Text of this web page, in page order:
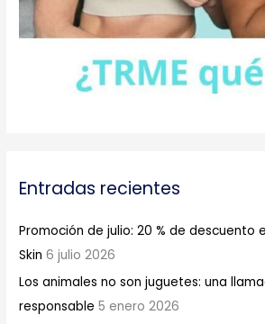
Entradas recientes
Promoción de julio: 20 % de descuento
Skin 6 julio 2026
Los animales no son juguetes: una
responsable 5 enero 2026